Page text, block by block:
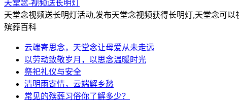
天堂念-视频送长明灯
天堂念视频送长明灯活动,发布天堂念视频获得长明灯,天堂念可
殡葬百科
云端寄思念，天堂念让母爱从未走远
以劳动致敬岁月，以思念温暖时光
祭祀礼仪与安全
清明雨寄情，云端解乡愁
常见的殡葬习俗你了解多少？